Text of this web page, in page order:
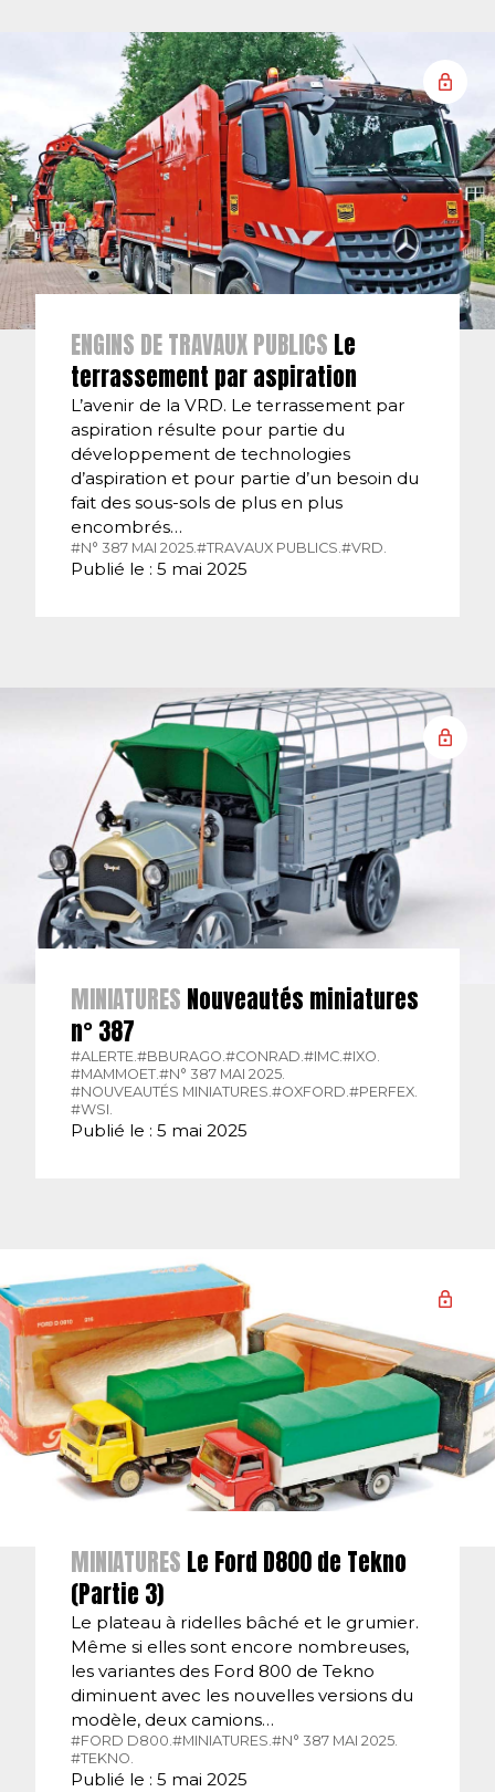
ENGINS DE TRAVAUX PUBLICS Le
terrassement par aspiration
L’avenir de la VRD. Le terrassement par
aspiration résulte pour partie du
développement de technologies
d’aspiration et pour partie d’un besoin du
fait des sous-sols de plus en plus
encombrés…
#N° 387 MAI 2025. #TRAVAUX PUBLICS. #VRD.
Publié le : 5 mai 2025
MINIATURES Nouveautés miniatures
n° 387
#ALERTE.#BBURAGO.#CONRAD.#IMC.#IXO.
#MAMMOET.#N° 387 MAI 2025.
#NOUVEAUTÉS MINIATURES.#OXFORD.#PERFEX.
#WSI.
Publié le : 5 mai 2025
MINIATURES Le Ford D800 de Tekno
(Partie 3)
Le plateau à ridelles bâché et le grumier.
Même si elles sont encore nombreuses,
les variantes des Ford 800 de Tekno
diminuent avec les nouvelles versions du
modèle, deux camions…
#FORD D800.#MINIATURES.#N° 387 MAI 2025.
#TEKNO.
Publié le : 5 mai 2025